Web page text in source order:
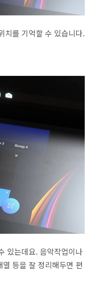
치를 기억할 수 있습니다.
있는데요. 음악작업이나
등을 잘 정리해두면 편